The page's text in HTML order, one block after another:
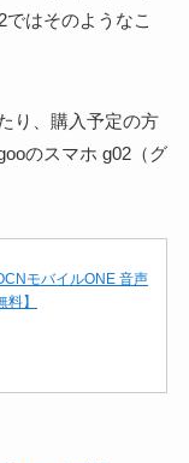
はそのようなこ
り、購入予定の方
のスマホ g02（グ
モバイルONE 音声
】